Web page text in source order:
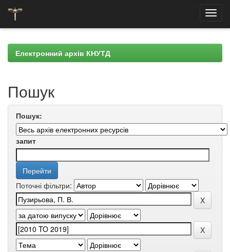
navigationЕлектронний архів КНУТД
Пошук
Пошук:
запит
Поточні фільтри: